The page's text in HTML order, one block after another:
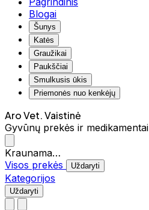
Blogai
Šunys
Katės
Graužikai
Paukščiai
Smulkusis ūkis
Priemonės nuo kenkėjų
Aro Vet. Vaistinė
Gyvūnų prekės ir medikamentai
Kraunama…
Visos prekės
Uždaryti
Kategorijos
Uždaryti